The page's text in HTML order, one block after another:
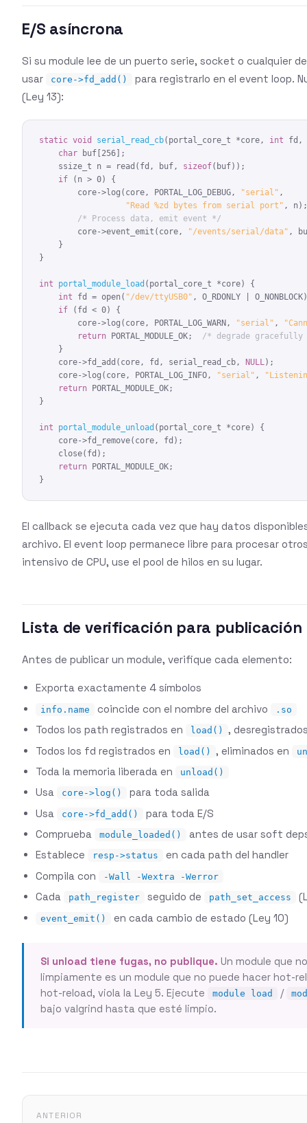
E/S asíncrona
Si su module lee de un puerto serie, socket o cualquier
usar
core->fd_add()
para registrarlo en el event loop.
(Ley 13):
static void serial_read_cb(portal_core_t *core, int fd,
char buf[256];
    ssize_t n = read(fd, buf,
sizeof(buf));
if (n > 0) {
        core->log(core, PORTAL_LOG_DEBUG,
"serial" ,
"Read %zd bytes from serial port" , n);
/* Process data, emit event */
        core->event_emit(core,
"/events/serial/data" ,
    }
}
int portal_module_load (portal_core_t *core) {
int fd = open( "/dev/ttyUSB0" , O_RDONLY |
if (fd < 0) {
        core->log(core, PORTAL_LOG_WARN,
"serial" ,
return PORTAL_MODULE_OK; /* degrade
    }
    core->fd_add(core, fd, serial_read_cb,
NULL);
    core->log(core, PORTAL_LOG_INFO,
"serial" ,
return PORTAL_MODULE_OK;
}
int portal_module_unload (portal_core_t *core) {
    core->fd_remove(core, fd);
    close(fd);
return PORTAL_MODULE_OK;
}
El callback se ejecuta cada vez que hay datos
archivo. El event loop permanece libre para procesar
intensivo de CPU, use el pool de hilos en su lugar.
Lista de verificación para publicación
Antes de publicar un module, verifique cada elemento:
Exporta exactamente 4 símbolos
info.name coincide con el nombre del archivo .so
Todos los path registrados en load()
,
Todos los fd registrados en
load() , eliminados en
Toda la memoria liberada en unload()
Usa core->log()
para toda salida
Usa
core->fd_add()
para toda E/S
Comprueba
module_loaded()
antes de usar soft
Establece
resp->status
en cada path del handler
Compila con
-Wall -Wextra -Werror
Cada path_register seguido de path_set_access
event_emit() en cada cambio de estado (Ley 10)
Si unload tiene fugas, no publique. Un module que
limpiamente es un module que no puede hacer hot-
hot-reload, viola la Ley 5. Ejecute
module load /
bajo valgrind hasta que esté limpio.
ANTERIOR